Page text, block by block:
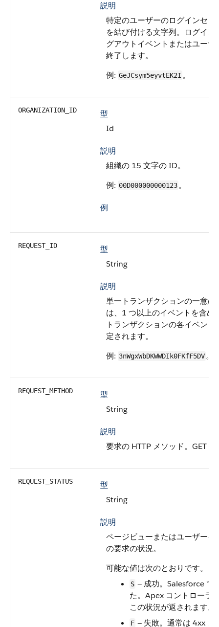
説明
特定のユーザーのログインセ
を結び付ける文字列。ログイ
グアウトイベントまたはユー
終了します。
例: GeJCsym5eyvtEK2I 。
ORGANIZATION_ID
型
Id
説明
組織の 15 文字の ID。
例: 00D000000000123。
例
REQUEST_ID
型
String
説明
単一トランザクションの一意
は、1 つ以上のイベントを含め
トランザクションの各イベン
定されます。
例: 3nWgxWbDKWWDIk0FKfF5DV。
REQUEST_METHOD
型
String
説明
要求の HTTP メソッド。GET
REQUEST_STATUS
型
String
説明
ページビューまたはユーザー
の要求の状況。
可能な値は次のとおりです。
S — 成功。Salesforce で
た。Apex コントローラ
この状況が返されます。
F — 失敗。通常は 4xx ま